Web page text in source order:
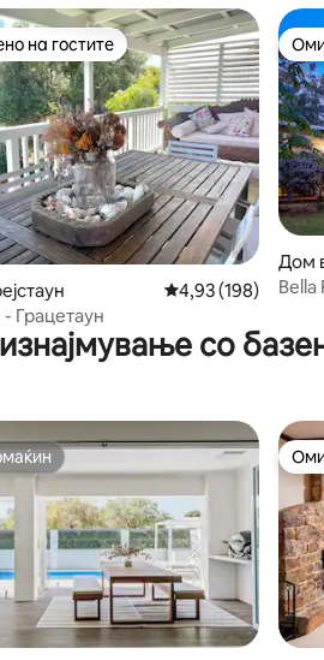
5, 193 рецензии
„Омилени на гостите“
на гостите
Просечна оцена:
4,93 (198)
Грацетаун
Дом
со